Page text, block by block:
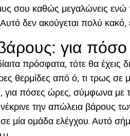
σου καθώς μεγαλώνεις ενώ
δεν ακούγεται πολύ κακό,
για πόσο
δίαιτα πρόσφατα, τότε θα
θερμίδες από ό, τι τρως
για πόσες ώρες, σύμφωνα
την απώλεια βάρους
μία ομάδα ελέγχου. Αυτό